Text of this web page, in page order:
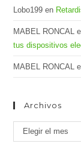
Lobo199 en
MABEL RONCAL
tus dispositivos
MABEL RONCAL
Archivos
Archivos
Elegir el mes